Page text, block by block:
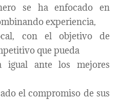
se ha enfocado en
experiencia,
con el objetivo de
que pueda
igual ante los mejores
el compromiso de sus